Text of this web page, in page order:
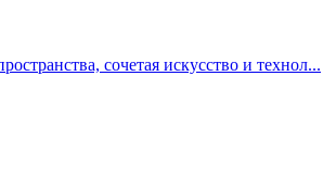
сочетая искусство и технол...